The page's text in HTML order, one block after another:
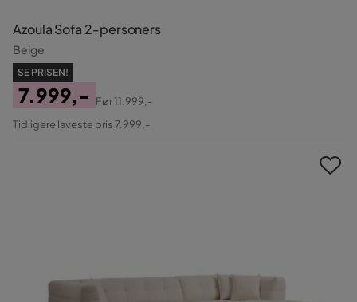
Azoula Sofa 2-personers
Beige
SE PRISEN!
Pris
7.999,-
Original
Før11.999,-
Tidligere laveste pris 7.999,-